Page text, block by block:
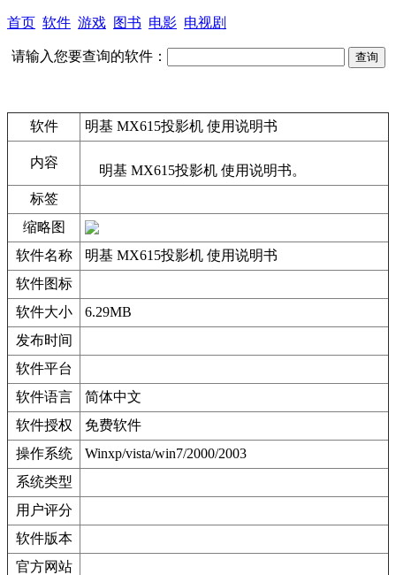
首页 软件 游戏 图书 电影 电视剧
请输入您要查询的软件：
软件 明基 MX615投影机 使用说明书
内容
明基 MX615投影机 使用说明书。
标签
缩略图
软件名称
明基 MX615投影机 使用说明书
软件图标
软件大小
6.29MB
发布时间
软件平台
软件语言
简体中文
软件授权
免费软件
操作系统
Winxp/vista/win7/2000/2003
系统类型
用户评分
软件版本
官方网站